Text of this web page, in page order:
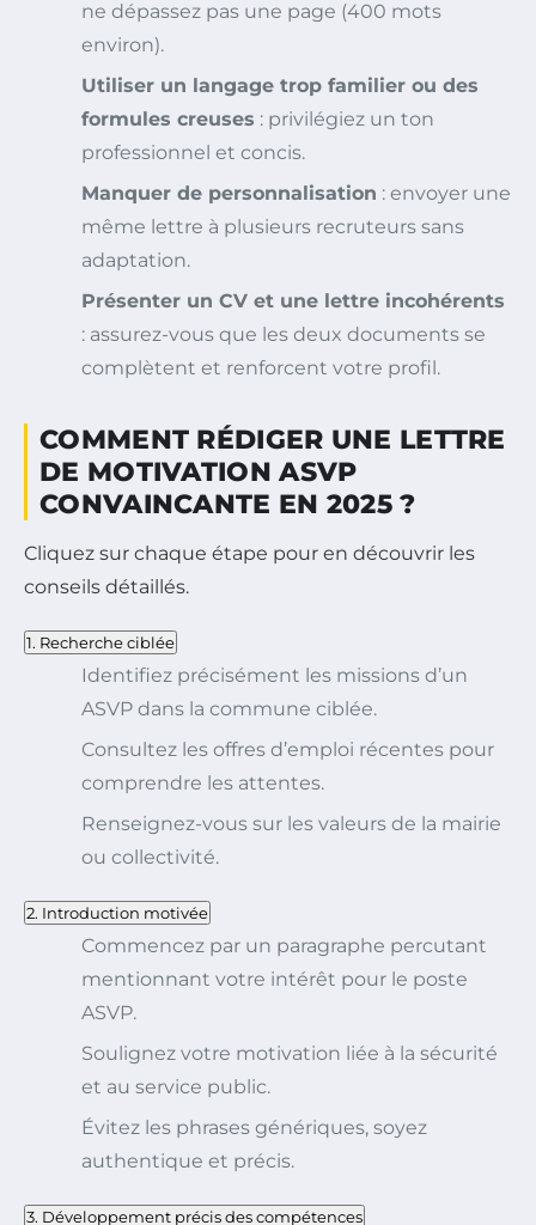
ne dépassez pas une page (400 mots
environ).
Utiliser un langage trop familier ou des
formules creuses : privilégiez un ton
professionnel et concis.
Manquer de personnalisation : envoyer une
même lettre à plusieurs recruteurs sans
adaptation.
Présenter un CV et une lettre incohérents
: assurez-vous que les deux documents se
complètent et renforcent votre profil.
COMMENT RÉDIGER UNE LETTRE
DE MOTIVATION ASVP
CONVAINCANTE EN 2025 ?
Cliquez sur chaque étape pour en découvrir les
conseils détaillés.
1. Recherche ciblée
Identifiez précisément les missions d’un
ASVP dans la commune ciblée.
Consultez les offres d’emploi récentes pour
comprendre les attentes.
Renseignez-vous sur les valeurs de la mairie
ou collectivité.
2. Introduction motivée
Commencez par un paragraphe percutant
mentionnant votre intérêt pour le poste
ASVP.
Soulignez votre motivation liée à la sécurité
et au service public.
Évitez les phrases génériques, soyez
authentique et précis.
3. Développement précis des compétences